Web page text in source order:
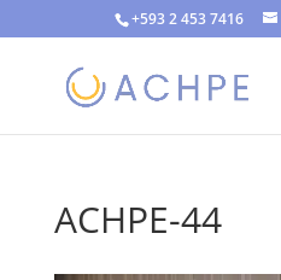
+593 2 453 7416
ACHPE-44